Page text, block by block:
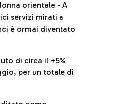
orientale - A
servizi mirati a
è ormai diventato
di circa il +5%
per un totale di